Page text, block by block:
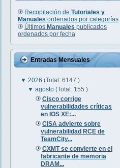
Recopilación de Tutoriales y
Manuales ordenados por categorías
Últimos Manuales publicados
ordenados por fecha
Entradas Mensuales
▼ 2026 (Total: 6147 )
▼agosto(Total: 155 )
Cisco corrige
vulnerabilidades críticas
en IOS XE:...
CISA advierte sobre
vulnerabilidad RCE de
TeamCity...
CXMT se convierte en el
fabricante de memoria
DRAM...